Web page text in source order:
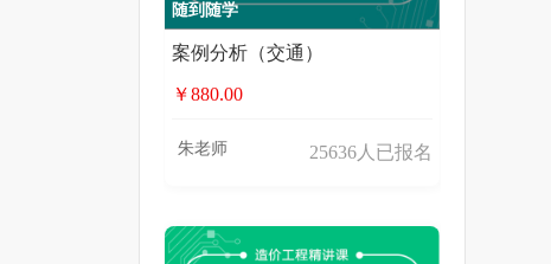
随到随学
案例分析（交通）
￥880.00
朱老师 25636人已报名